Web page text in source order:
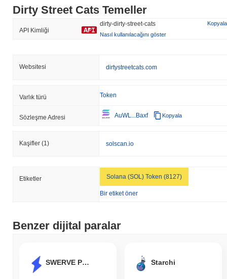
Dirty Street Cats Temeller
API Kimliği
dirty-dirty-street-cats
Kopyala
Nasıl kullanılacağını göster
Websitesi dirtystreetcats.com
Varlık türü Token
Sözleşme Adresi AuWL...Baxf Kopyala
Kaşifler (1) solscan.io
Etiketler Solana (SOL) Token (8127)
Bir etiket öner
Benzer dijital paralar
SWERVE Protocol Starchi